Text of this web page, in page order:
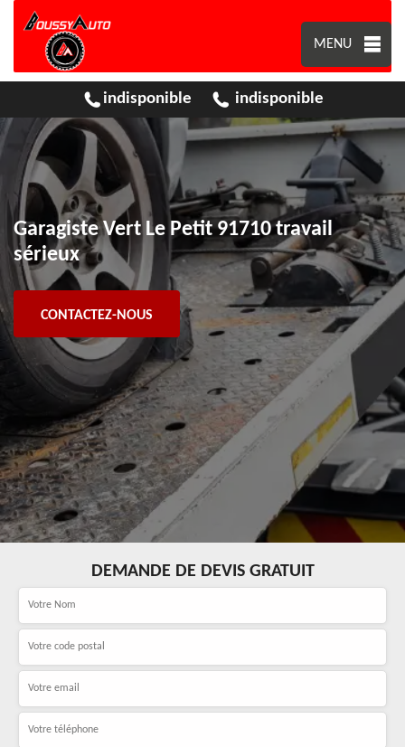
MENU
indisponible indisponible
Garagiste Vert Le Petit 91710 travail
sérieux
CONTACTEZ-NOUS
DEMANDE DE DEVIS GRATUIT